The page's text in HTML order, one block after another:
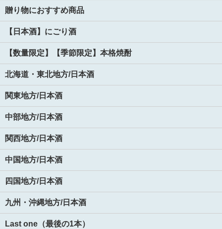
贈り物におすすめ商品
【日本酒】にごり酒
【数量限定】【季節限定】本格焼酎
北海道・東北地方/日本酒
関東地方/日本酒
中部地方/日本酒
関西地方/日本酒
中国地方/日本酒
四国地方/日本酒
九州・沖縄地方/日本酒
Last one（最後の1本）